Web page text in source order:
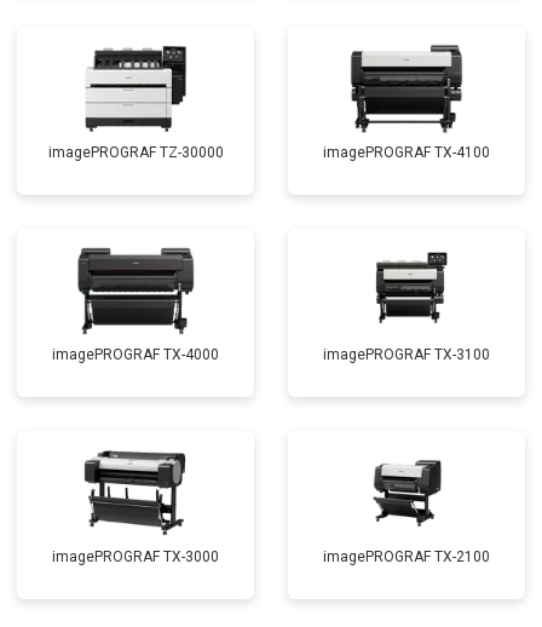
imagePROGRAF TZ-30000 imagePROGRAF TX-4100
imagePROGRAF TX-4000 imagePROGRAF TX-3100
imagePROGRAF TX-3000 imagePROGRAF TX-2100